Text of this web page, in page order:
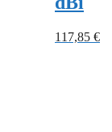
117,85 €